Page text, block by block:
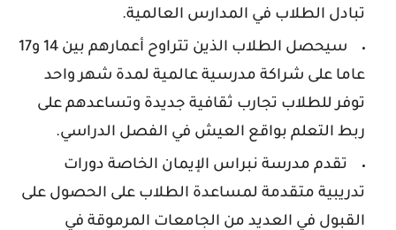
تبادل الطلاب في المدارس العالمية.
سيحصل الطلاب الذين تتراوح أعمارهم بين 14 و17
عاما على شراكة مدرسية عالمية لمدة شهر واحد
توفر للطلاب تجارب ثقافية جديدة وتساعدهم على
ربط التعلم بواقع العيش في الفصل الدراسي.
تقدم مدرسة نبراس الإيمان الخاصة دورات
تدريبية متقدمة لمساعدة الطلاب على الحصول على
القبول في العديد من الجامعات المرموقة في